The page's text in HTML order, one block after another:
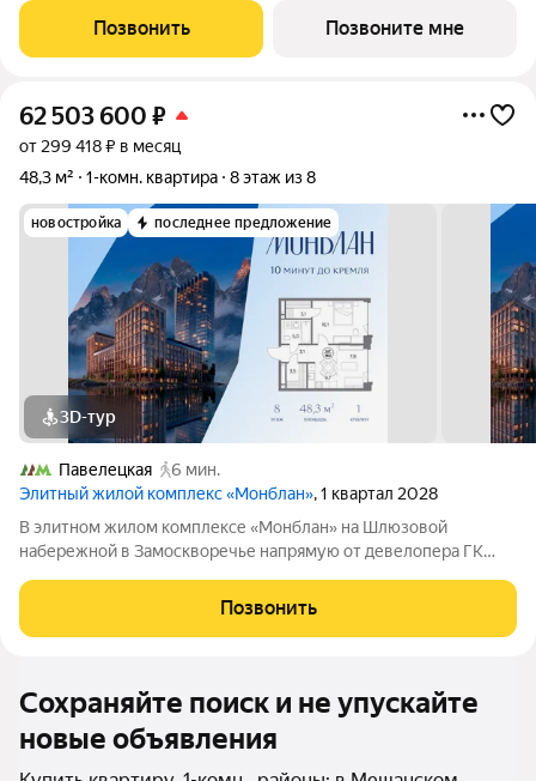
перекрестке делового и исторического центров Москвы,
продается однокомнатная квартира
Позвонить Позвоните мне
62 503 600 ₽
от 299 418 ₽ в месяц
48,3 м²
1-комн. квартира 8 этаж из 8
новостройка последнее предложение
3D-тур
Павелецкая
6 мин.
Элитный жилой комплекс «Монблан», 1 квартал 2028
В элитном жилом комплексе «Монблан» на Шлюзовой
набережной в Замоскворечье напрямую от девелопера ГК
квартира на 8 этаже общей площадью 48.30 м. Квартира
предлагается без отделки. «Монблан»
Позвонить
Сохраняйте поиск и не упускайте
новые объявления